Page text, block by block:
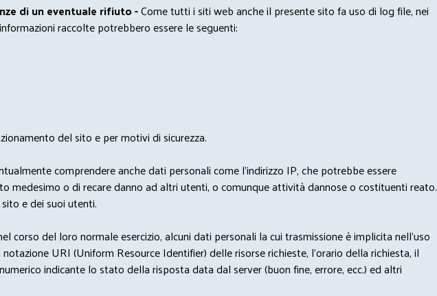
di un eventuale rifiuto -Come tutti i siti web anche il presente sito fa uso di log file, nei
raccolte potrebbero essere le seguenti:
del sito e per motivi di sicurezza.
comprendere anche dati personali come l'indirizzo IP, che potrebbe essere
o di recare danno ad altri utenti, o comunque attività dannose o costituenti reato.
e dei suoi utenti.
del loro normale esercizio, alcuni dati personali la cui trasmissione è implicita nell'uso
URI (Uniform Resource Identifier) delle risorse richieste, l'orario della richiesta, il
indicante lo stato della risposta data dal server (buon fine, errore, ecc.) ed altri